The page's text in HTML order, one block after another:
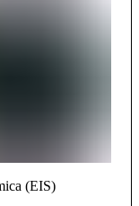
(EIS)